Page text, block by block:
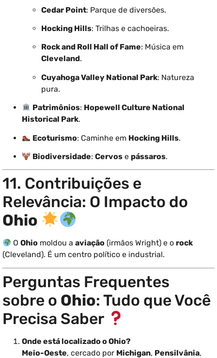
Cedar Point: Parque de diversões.
Hocking Hills: Trilhas e cachoeiras.
Rock and Roll Hall of Fame: Música em
Cleveland.
Cuyahoga Valley National Park: Natureza
pura.
Patrimônios: Hopewell Culture National
Historical Park.
Ecoturismo: Caminhe em Hocking Hills.
Biodiversidade:Cervos e pássaros.
11. Contribuições e
Relevância: O Impacto do
Ohio
OOhio moldou aaviação (irmãos Wright) e o rock
(Cleveland). É um centro político e industrial.
Perguntas Frequentes
sobre o Ohio: Tudo que Você
Precisa Saber
Onde está localizado o Ohio?
Meio-Oeste, cercado por Michigan, Pensilvânia,